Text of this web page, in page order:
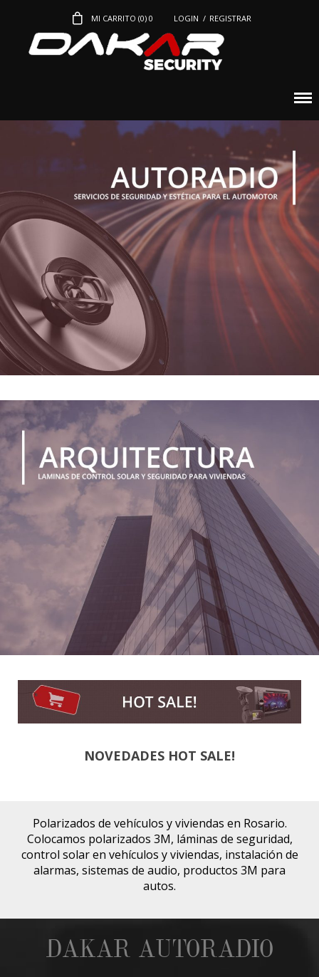
MI CARRITO (0) 0 LOGIN / REGISTRAR
NOVEDADES HOT SALE!
Polarizados de vehículos y viviendas en Rosario.
Colocamos polarizados 3M, láminas de seguridad,
control solar en vehículos y viviendas, instalación de
alarmas, sistemas de audio, productos 3M para
autos.
DAKAR AUTORADIO